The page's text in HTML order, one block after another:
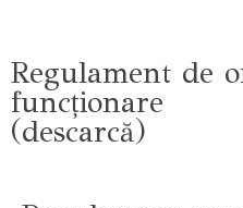
Regulament de
funcționare
(descarcă)